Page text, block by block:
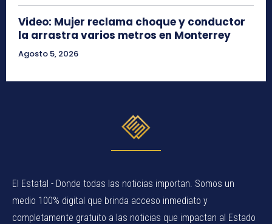
Video: Mujer reclama choque y conductor
la arrastra varios metros en Monterrey
Agosto 5, 2026
El Estatal - Donde todas las noticias importan. Somos un
medio 100% digital que brinda acceso inmediato y
completamente gratuito a las noticias que impactan al Estado